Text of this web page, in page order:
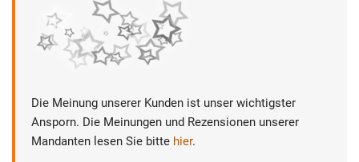
Die Meinung unserer Kunden ist unser wichtigster
Ansporn. Die Meinungen und Rezensionen unserer
Mandanten lesen Sie bitte hier.